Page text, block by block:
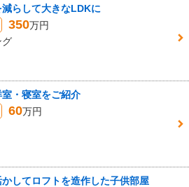
減らして大きなLDKに
350万円
グ
室・寝室をご紹介
60万円
してロフトを造作した子供部屋